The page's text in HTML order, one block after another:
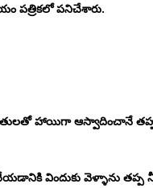
పత్రికలో పనిచేశారు.
హాయిగా ఆస్వాదించానే తప్ప
విందుకు వెళ్ళాను